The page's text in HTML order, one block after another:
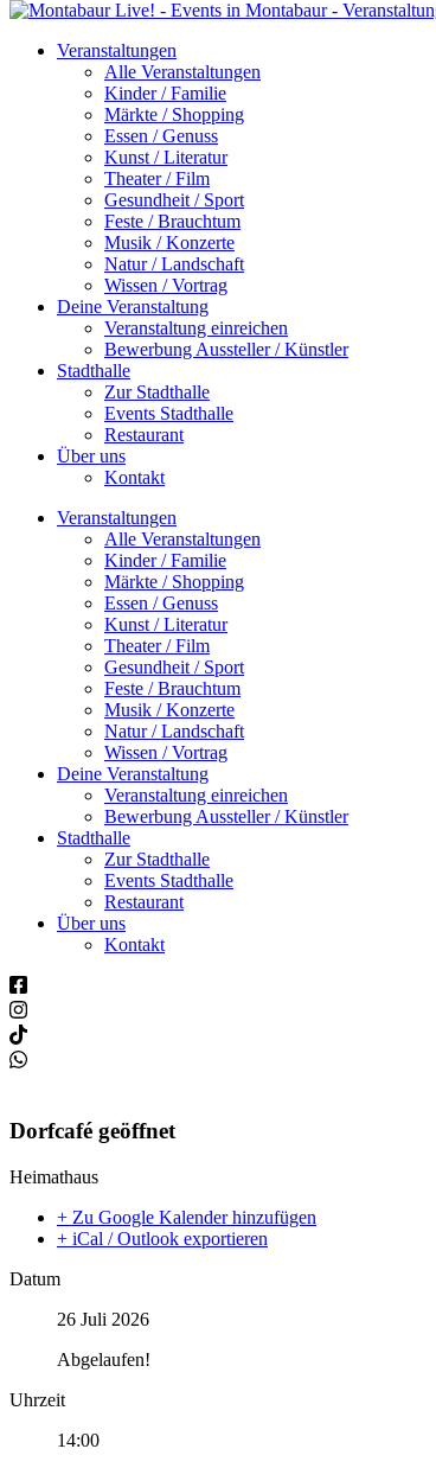
Veranstaltungen
Alle Veranstaltungen
Kinder / Familie
Märkte / Shopping
Essen / Genuss
Kunst / Literatur
Theater / Film
Gesundheit / Sport
Feste / Brauchtum
Musik / Konzerte
Natur / Landschaft
Wissen / Vortrag
Deine Veranstaltung
Veranstaltung einreichen
Bewerbung Aussteller / Künstler
Stadthalle
Zur Stadthalle
Events Stadthalle
Restaurant
Über uns
Kontakt
Veranstaltungen
Alle Veranstaltungen
Kinder / Familie
Märkte / Shopping
Essen / Genuss
Kunst / Literatur
Theater / Film
Gesundheit / Sport
Feste / Brauchtum
Musik / Konzerte
Natur / Landschaft
Wissen / Vortrag
Deine Veranstaltung
Veranstaltung einreichen
Bewerbung Aussteller / Künstler
Stadthalle
Zur Stadthalle
Events Stadthalle
Restaurant
Über uns
Kontakt
Dorfcafé geöffnet
Heimathaus
+ Zu Google Kalender hinzufügen
+ iCal / Outlook exportieren
Datum
26 Juli 2026
Abgelaufen!
Uhrzeit
14:00